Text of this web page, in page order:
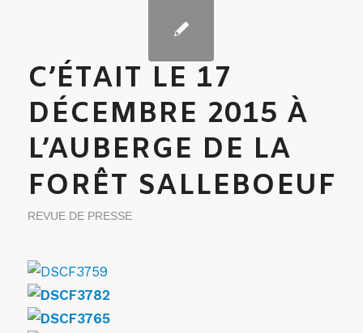
C’ÉTAIT LE 17
DÉCEMBRE 2015 À
L’AUBERGE DE LA
FORÊT SALLEBOEUF
REVUE DE PRESSE